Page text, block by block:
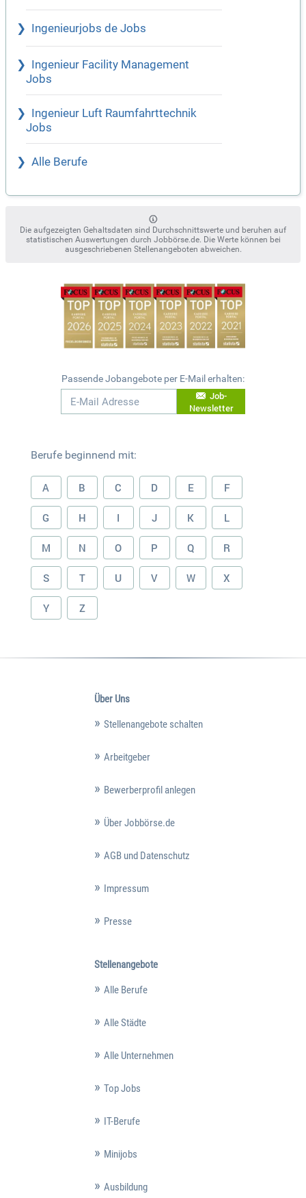
Ingenieurjobs de Jobs
Ingenieur Facility Management
Jobs
Ingenieur Luft Raumfahrttechnik
Jobs
Alle Berufe
Die aufgezeigten Gehaltsdaten sind Durchschnittswerte und beruhen auf
statistischen Auswertungen durch Jobbörse.de. Die Werte können bei
ausgeschriebenen Stellenangeboten abweichen.
Passende Jobangebote per E-Mail erhalten:
Job-
Newsletter
Berufe beginnend mit:
A B C D E F
G H I J K L
M N O P Q R
S T U V W X
Y Z
Über Uns
Stellenangebote schalten
Arbeitgeber
Bewerberprofil anlegen
Über Jobbörse.de
AGB und Datenschutz
Impressum
Presse
Stellenangebote
Alle Berufe
Alle Städte
Alle Unternehmen
Top Jobs
IT-Berufe
Minijobs
Ausbildung